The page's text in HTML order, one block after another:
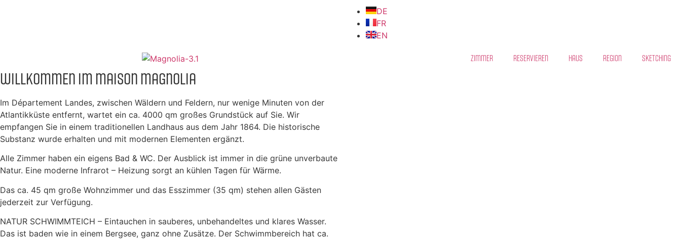
DE
FR
EN
Zimmer Reservieren Haus Region Sketching
Willkommen im Maison Magnolia
Im Département Landes, zwischen Wäldern und Feldern, nur wenige Minuten von der
Atlantikküste entfernt, wartet ein ca. 4000 qm großes Grundstück auf Sie. Wir
empfangen Sie in einem traditionellen Landhaus aus dem Jahr 1864. Die historische
Substanz wurde erhalten und mit modernen Elementen ergänzt.
Alle Zimmer haben ein eigens Bad & WC. Der Ausblick ist immer in die grüne unverbaute
Natur. Eine moderne Infrarot – Heizung sorgt an kühlen Tagen für Wärme.
Das ca. 45 qm große Wohnzimmer und das Esszimmer (35 qm) stehen allen Gästen
jederzeit zur Verfügung.
NATUR SCHWIMMTEICH – Eintauchen in sauberes, unbehandeltes und klares Wasser.
Das ist baden wie in einem Bergsee, ganz ohne Zusätze. Der Schwimmbereich hat ca.